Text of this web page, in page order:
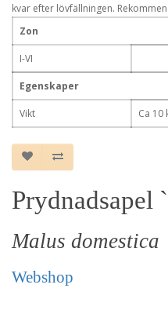
kvar efter lövfällningen.
Zon
I-VI
Egenskaper
Vikt Ca 10
Prydnadsapel
Malus domestica
Webshop